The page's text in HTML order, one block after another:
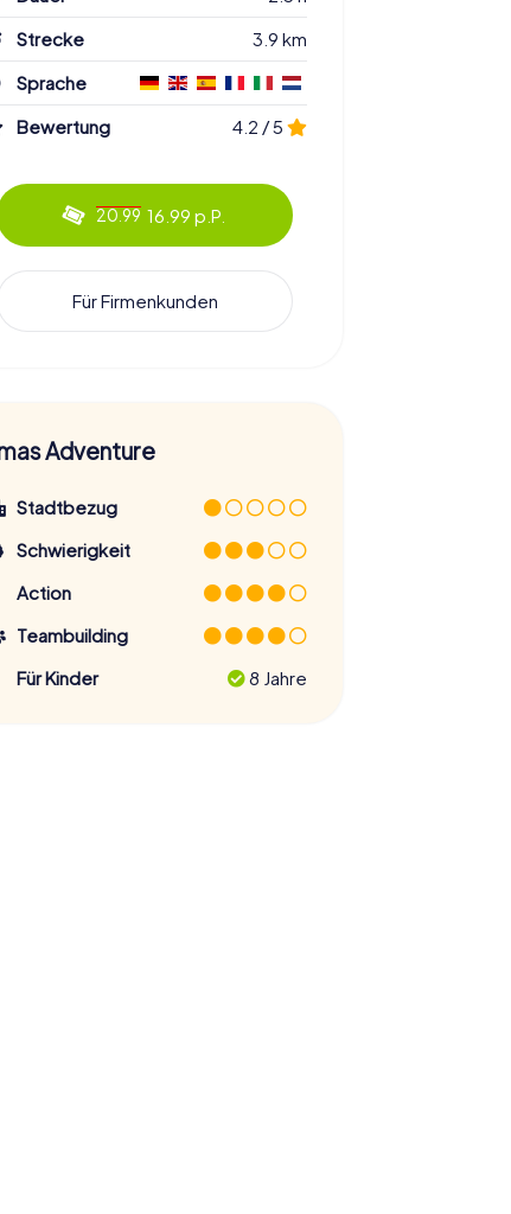
Strecke
3.9 km
Sprache
Bewertung
4.2 / 5
20.99 16.99 p.P.
Für Firmenkunden
Adventure
Stadtbezug
Schwierigkeit
Action
Teambuilding
Für Kinder
8 Jahre